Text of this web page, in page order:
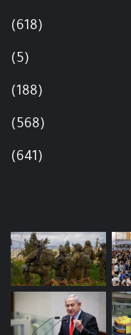
(618)
(5)
(188)
(568)
(641)